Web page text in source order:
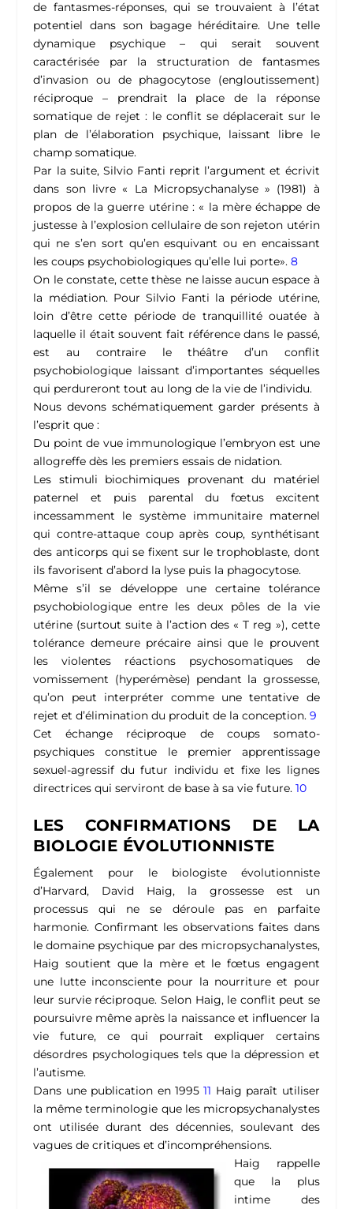
de fantasmes-réponses, qui se trouvaient à l’état
potentiel dans son bagage héréditaire. Une telle
dynamique psychique – qui serait souvent
caractérisée par la structuration de fantasmes
d’invasion ou de phagocytose (engloutissement)
réciproque – prendrait la place de la réponse
somatique de rejet : le conflit se déplacerait sur le
plan de l’élaboration psychique, laissant libre le
champ somatique.
Par la suite, Silvio Fanti reprit l’argument et écrivit
dans son livre « La Micropsychanalyse » (1981) à
propos de la guerre utérine : « la mère échappe de
justesse à l’explosion cellulaire de son rejeton utérin
qui ne s’en sort qu’en esquivant ou en encaissant
les coups psychobiologiques qu’elle lui porte».8
On le constate, cette thèse ne laisse aucun espace à
la médiation. Pour Silvio Fanti la période utérine,
loin d’être cette période de tranquillité ouatée à
laquelle il était souvent fait référence dans le passé,
est au contraire le théâtre d’un conflit
psychobiologique laissant d’importantes séquelles
qui perdureront tout au long de la vie de l’individu.
Nous devons schématiquement garder présents à
l’esprit que :
Du point de vue immunologique l’embryon est une
allogreffe dès les premiers essais de nidation.
Les stimuli biochimiques provenant du matériel
paternel et puis parental du fœtus excitent
incessamment le système immunitaire maternel
qui contre-attaque coup après coup, synthétisant
des anticorps qui se fixent sur le trophoblaste, dont
ils favorisent d’abord la lyse puis la phagocytose.
Même s’il se développe une certaine tolérance
psychobiologique entre les deux pôles de la vie
utérine (surtout suite à l’action des « T reg »), cette
tolérance demeure précaire ainsi que le prouvent
les violentes réactions psychosomatiques de
vomissement (hyperémèse) pendant la grossesse,
qu’on peut interpréter comme une tentative de
rejet et d’élimination du produit de la conception.9
Cet échange réciproque de coups somato-
psychiques constitue le premier apprentissage
sexuel-agressif du futur individu et fixe les lignes
directrices qui serviront de base à sa vie future.10
LES CONFIRMATIONS DE LA
BIOLOGIE ÉVOLUTIONNISTE
Également pour le biologiste évolutionniste
d’Harvard, David Haig, la grossesse est un
processus qui ne se déroule pas en parfaite
harmonie. Confirmant les observations faites dans
le domaine psychique par des micropsychanalystes,
Haig soutient que la mère et le fœtus engagent
une lutte inconsciente pour la nourriture et pour
leur survie réciproque. Selon Haig, le conflit peut se
poursuivre même après la naissance et influencer la
vie future, ce qui pourrait expliquer certains
désordres psychologiques tels que la dépression et
l’autisme.
Dans une publication en 199511 Haig paraît utiliser
la même terminologie que les micropsychanalystes
ont utilisée durant des décennies, soulevant des
vagues de critiques et d’incompréhensions.
Haig rappelle
que la plus
intime des